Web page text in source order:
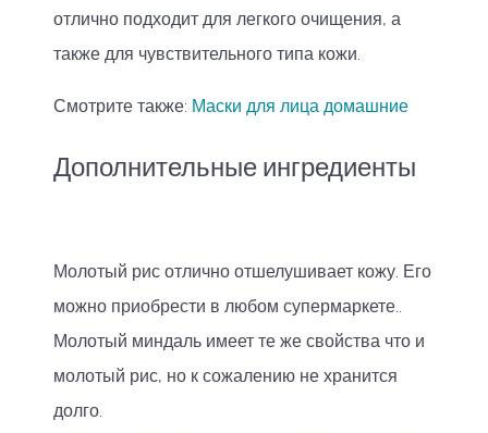
отлично подходит для легкого очищения, а
также для чувствительного типа кожи.
Смотрите также: Маски для лица домашние
Дополнительные ингредиенты
Молотый рис отлично отшелушивает кожу. Его
можно приобрести в любом супермаркете..
Молотый миндаль имеет те же свойства что и
молотый рис, но к сожалению не хранится
долго.